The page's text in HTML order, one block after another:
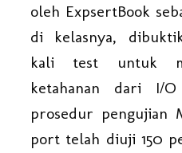
oleh ExpsertBook
di kelasnya,
kali test untuk
ketahanan dari I/
prosedur pengujian
port telah diuji 150